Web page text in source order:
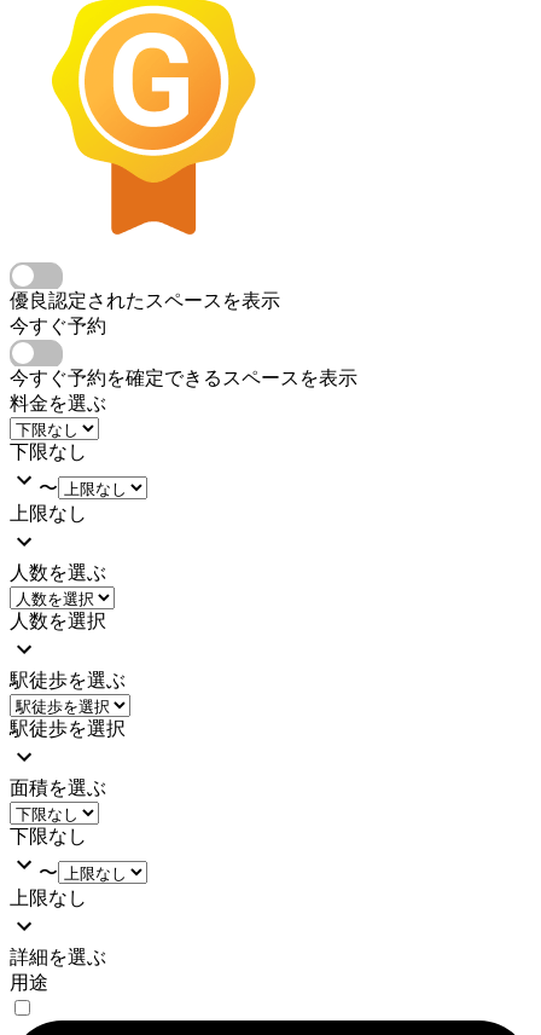
優良認定されたスペースを表示
今すぐ予約
今すぐ予約を確定できるスペースを表示
料金を選ぶ
下限なし
〜
上限なし
人数を選ぶ
人数を選択
駅徒歩を選ぶ
駅徒歩を選択
面積を選ぶ
下限なし
〜
上限なし
詳細を選ぶ
用途